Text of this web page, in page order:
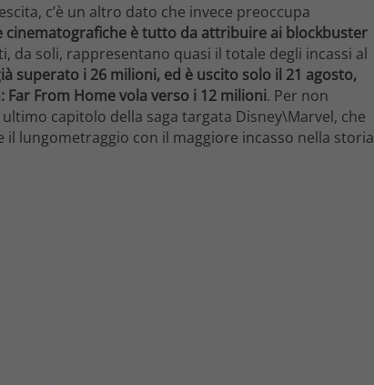
c’è un altro dato che invece preoccupa
cinematografiche è tutto da attribuire ai blockbuster
da soli, rappresentano quasi il totale degli incassi al
superato i 26 milioni, ed è uscito solo il 21 agosto,
From Home vola verso i 12 milioni. Per non
capitolo della saga targata Disney\Marvel, che
lungometraggio con il maggiore incasso nella storia